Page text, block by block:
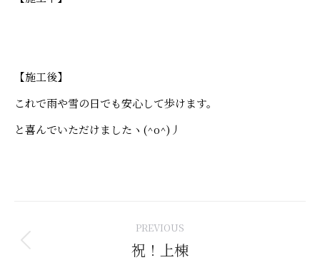
【施工後】
これで雨や雪の日でも安心して歩けます。
と喜んでいただけましたヽ(^o^)丿
navigation
PREVIOUS
Previous
祝！上棟